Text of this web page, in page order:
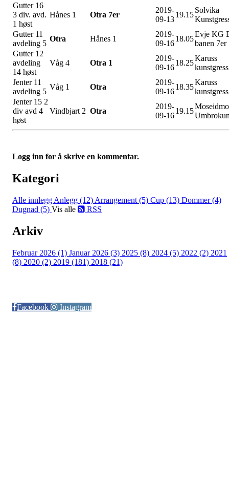
Gutter 16
3 div. avd.
1 høst
Hånes 1 Otra 7er
2019-
09-13
19.15
Solvika
Gutter 11
avdeling 5
Otra Hånes 1
2019-
09-16
18.05
Evje KG
banen 7er
Gutter 12
avdeling
14 høst
Våg 4 Otra 1
2019-
09-16
18.25
Karuss
Jenter 11
avdeling 5
Våg 1 Otra
2019-
09-16
18.35
Karuss
Jenter 15 2
div avd 4
høst
Vindbjart 2 Otra
2019-
09-16
19.15
Logg inn for å skrive en kommentar.
Kategori
Alle innlegg Anlegg (12) Arrangement (5) Cup (13) Dommer (4)
Dugnad (5) Vis alle RSS
Arkiv
Februar 2026 (1) Januar 2026 (3) 2025 (8) 2024 (5) 2022 (2) 2021
(8) 2020 (2) 2019 (181) 2018 (21)
Facebook
Instagram